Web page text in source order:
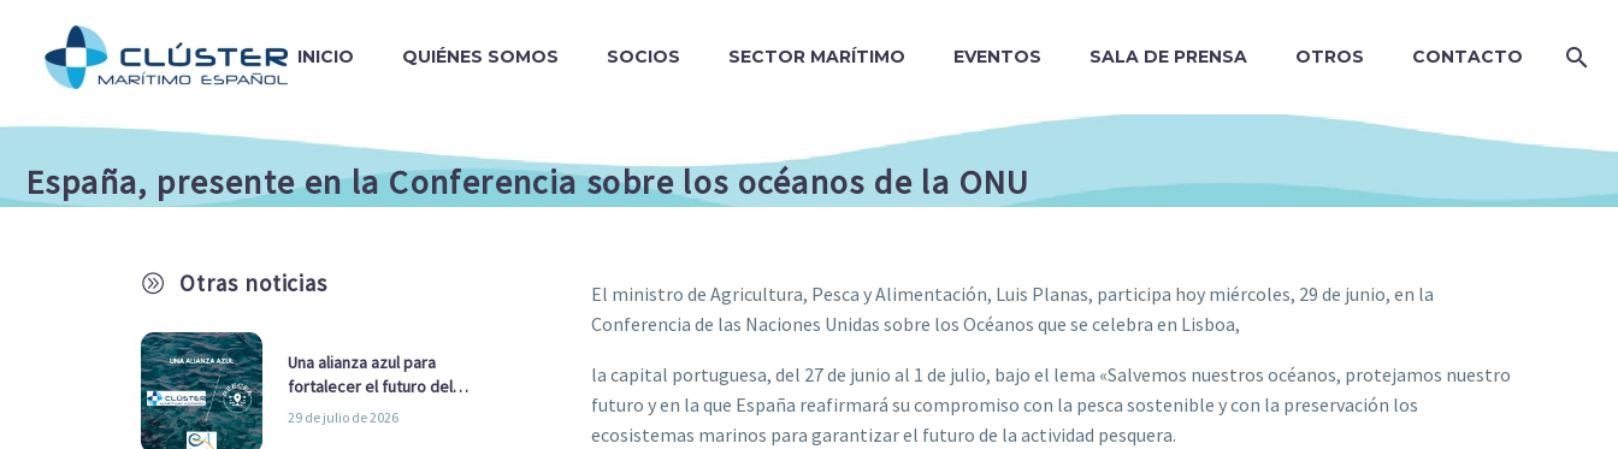
INICIO QUIÉNES SOMOS SOCIOS SECTOR MARÍTIMO EVENTOS SALA DE PRENSA OTROS CONTACTO
España, presente en la Conferencia sobre los océanos de la ONU
A Otras noticias
Una alianza azul para
fortalecer el futuro del
sector marítimo
29 de julio de 2026
El ministro de Agricultura, Pesca y Alimentación, Luis Planas, participa hoy miércoles, 29 de junio, en la
Conferencia de las Naciones Unidas sobre los Océanos que se celebra en Lisboa,
la capital portuguesa, del 27 de junio al 1 de julio, bajo el lema «Salvemos nuestros océanos, protejamos nuestro
futuro y en la que España reafirmará su compromiso con la pesca sostenible y con la preservación los
ecosistemas marinos para garantizar el futuro de la actividad pesquera.